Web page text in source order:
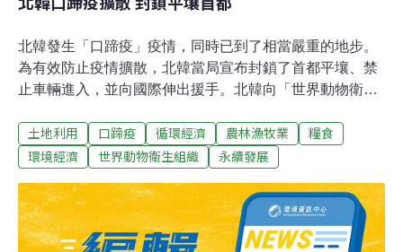
北韓發生「口蹄疫」疫情，同時已到了相當嚴重的地步。
為有效防止疫情擴散，北韓當局宣布封鎖了首都平壤、禁
止車輛進入，並向國際伸出援手。北韓向「世界動物衛生
似患上口蹄疫的1萬7千5百多隻豬中，有9959隻，已被確
診為口蹄疫，1400餘頭牛中，有500頭被確診患口蹄疫，
牛，因口蹄疫致死。北韓當局表示，已經對疑似病例接種
自主開發的疫苗，但無助於控制疫情。北韓希望國際給予
援助。因此「世界動物衛生組織」正與「聯合國糧農組
土地利用 口蹄疫 循環經濟 農林漁牧業
糧食
環境經濟
世界動物衛生組織 永續發展